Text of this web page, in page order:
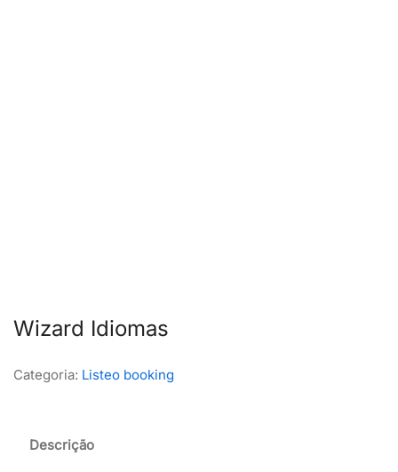
Wizard Idiomas
Categoria: Listeo booking
Descrição